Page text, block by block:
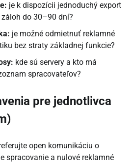
je k dispozícii jednoduchý export
do 30–90 dní?
je možné odmietnuť reklamné
bez straty základnej funkcie?
kde sú servery a kto má
spracovateľov?
pre jednotlivca
open komunikáciu o
spracovanie a nulové reklamné